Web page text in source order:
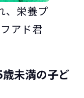
、栄養プ
アド君
歳未満の子ど